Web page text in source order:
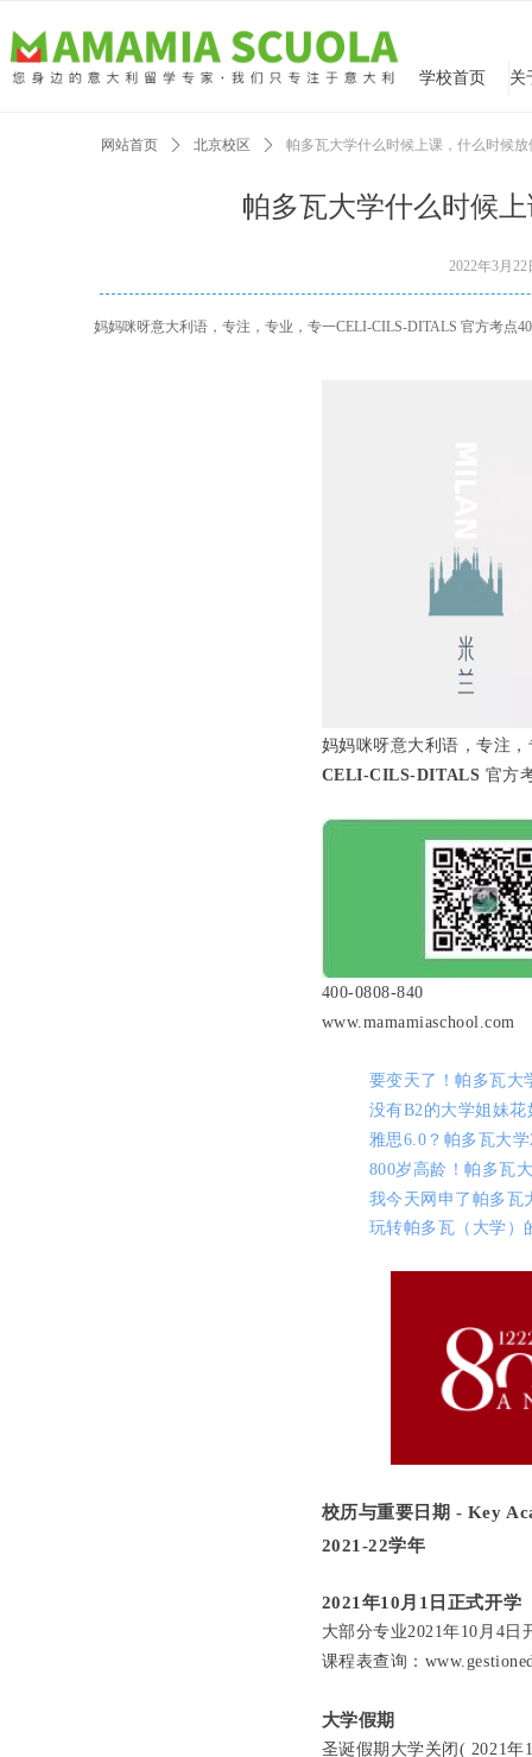
学校首页
帕多瓦大学什么时候
网站首页 ꄲ 北京校区 ꄲ 帕多瓦大学什么时候上课，什么时候
妈妈咪呀意大利语，专注
CELI-CILS-DITALS 官方
400-0808-840
www.mamamiaschool.com
要变天了！帕多瓦大
没有B2的大学姐妹
雅思6.0？帕多瓦大
800岁高龄！帕多瓦
我今天网申了帕多瓦
玩转帕多瓦（大学）
校历与重要日期 - Key
2021-22学年
2021年10月1日正式开学
大部分专业2021年10月4
课程表查询：
大学假期
圣诞假期大学关闭( 2021年
2022年3月22
妈妈咪呀意大利语，专注，专业，专一CELI-CILS-DITALS 官方考点